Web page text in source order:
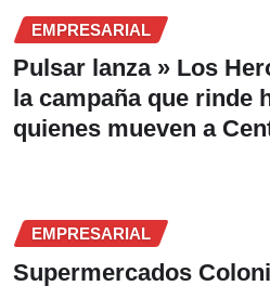
EMPRESARIAL
Pulsar lanza » Los
la campaña que rinde
quienes mueven a
EMPRESARIAL
Supermercados